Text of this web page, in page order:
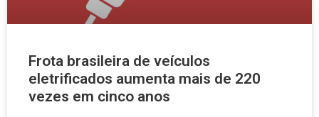
Frota brasileira de veículos
eletrificados aumenta mais de 220
vezes em cinco anos